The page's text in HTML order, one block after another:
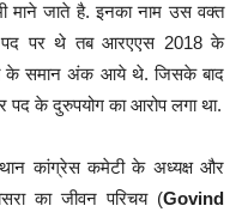
माने जाते है. इनका नाम उस वक्त
पद पर थे तब आरएएस 2018 के
के समान अंक आये थे. जिसके बाद
पद के दुरुपयोग का आरोप लगा था.
कांग्रेस कमेटी के अध्यक्ष और
का जीवन परिचय (Govind